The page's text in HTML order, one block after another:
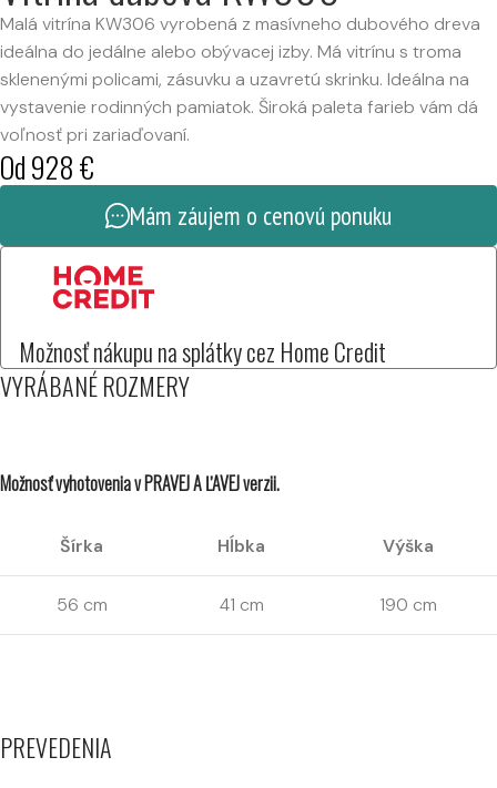
Malá vitrína KW306 vyrobená z masívneho dubového dreva
ideálna do jedálne alebo obývacej izby. Má vitrínu s troma
sklenenými policami, zásuvku a uzavretú skrinku. Ideálna na
vystavenie rodinných pamiatok. Široká paleta farieb vám dá
voľnosť pri zariaďovaní.
Od928€
Mám záujem o cenovú ponuku
Možnosť nákupu na splátky cez Home Credit
VYRÁBANÉ ROZMERY
Možnosť vyhotovenia v PRAVEJ A ĽAVEJ verzii.
Šírka Hĺbka Výška
56 cm 41 cm 190 cm
PREVEDENIA